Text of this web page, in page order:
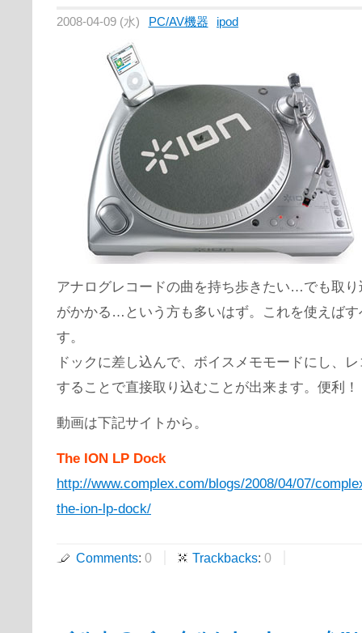
2008-04-09 (水) PC/AV機器 ipod
アナログレコードの曲を持ち歩きたい…でも取
がかかる…という方も多いはず。これを使えばす
す。
ドックに差し込んで、ボイスメモモードにし、
することで直接取り込むことが出来ます。便利！
動画は下記サイトから。
The ION LP Dock
http://www.complex.com/blogs/2008/04/07/
the-ion-lp-dock/
Comments: 0 Trackbacks: 0